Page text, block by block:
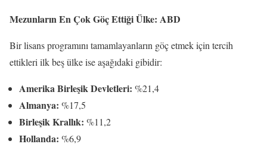
Mezunların En Çok Göç Ettiği Ülke: ABD
Bir lisans programını tamamlayanların göç etmek için tercih
ettikleri ilk beş ülke ise aşağıdaki gibidir:
Amerika Birleşik Devletleri: %21,4
Almanya: %17,5
Birleşik Krallık: %11,2
Hollanda: %6,9